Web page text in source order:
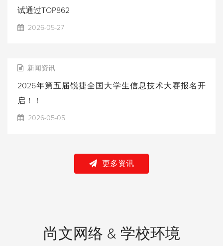
试通过TOP862
2026-05-27
新闻资讯
2026年第五届锐捷全国大学生信息技术大赛报名开
启！！
2026-05-05
更多资讯
尚文网络 & 学校环境